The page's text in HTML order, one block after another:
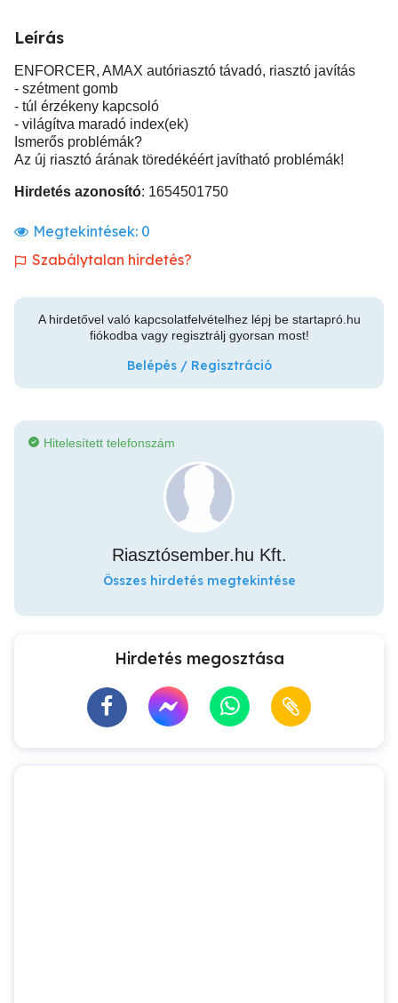
Leírás
ENFORCER, AMAX autóriasztó távadó, riasztó javítás
- szétment gomb
- túl érzékeny kapcsoló
- világítva maradó index(ek)
Ismerős problémák?
Az új riasztó árának töredékéért javítható problémák!
Hirdetés azonosító: 1654501750
Megtekintések: 0
Szabálytalan hirdetés?
A hirdetővel való kapcsolatfelvételhez lépj be startapró.hu
fiókodba vagy regisztrálj gyorsan most!
Belépés / Regisztráció
Hitelesített telefonszám
Riasztósember.hu Kft.
Összes hirdetés megtekintése
Hirdetés megosztása